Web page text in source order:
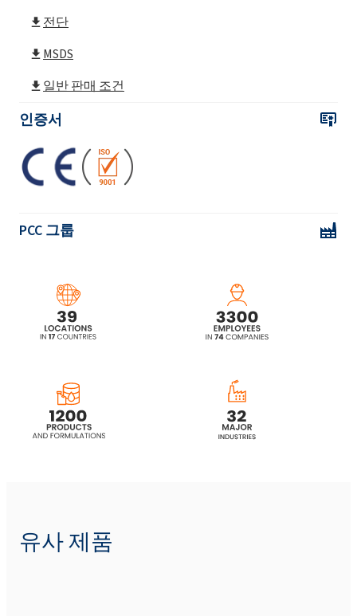
전단
MSDS
일반 판매 조건
인증서
PCC 그룹
유사 제품